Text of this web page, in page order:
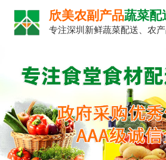
欣美农副产品蔬菜配
专注深圳新鲜蔬菜配送、农